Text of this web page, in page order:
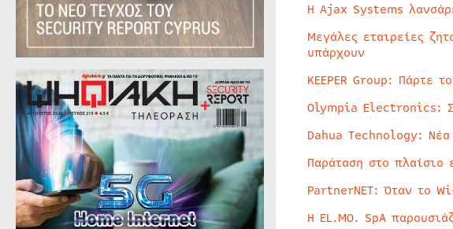
Η Ajax Systems
Μεγάλες εταιρείες
υπάρχουν
KEEPER Group:
Olympia Electronics:
Dahua Technology: Νέα
Παράταση στο πλαίσιο
PartnerNET: Όταν το
Η EL.MO. SpA